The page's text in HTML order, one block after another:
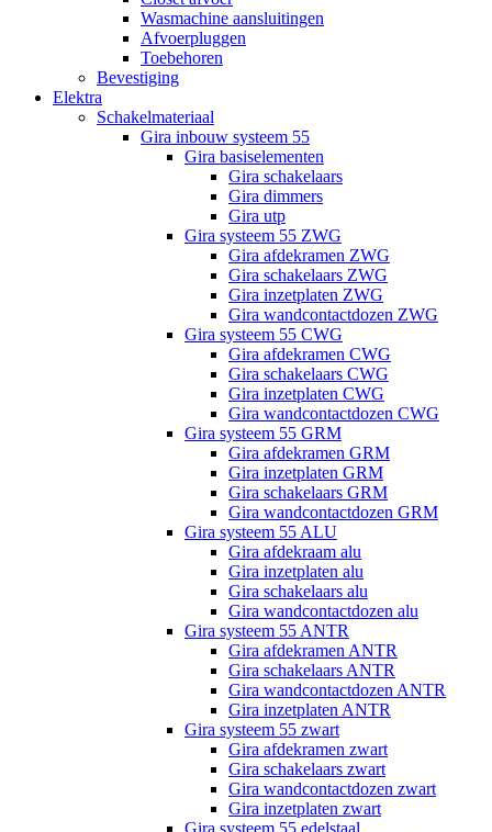
Wasmachine aansluitingen
Afvoerpluggen
Toebehoren
Bevestiging
Elektra
Schakelmateriaal
Gira inbouw systeem 55
Gira basiselementen
Gira schakelaars
Gira dimmers
Gira utp
Gira systeem 55 ZWG
Gira afdekramen ZWG
Gira schakelaars ZWG
Gira inzetplaten ZWG
Gira wandcontactdozen ZWG
Gira systeem 55 CWG
Gira afdekramen CWG
Gira schakelaars CWG
Gira inzetplaten CWG
Gira wandcontactdozen CWG
Gira systeem 55 GRM
Gira afdekramen GRM
Gira inzetplaten GRM
Gira schakelaars GRM
Gira wandcontactdozen GRM
Gira systeem 55 ALU
Gira afdekraam alu
Gira inzetplaten alu
Gira schakelaars alu
Gira wandcontactdozen alu
Gira systeem 55 ANTR
Gira afdekramen ANTR
Gira schakelaars ANTR
Gira wandcontactdozen ANTR
Gira inzetplaten ANTR
Gira systeem 55 zwart
Gira afdekramen zwart
Gira schakelaars zwart
Gira wandcontactdozen zwart
Gira inzetplaten zwart
Gira systeem 55 edelstaal